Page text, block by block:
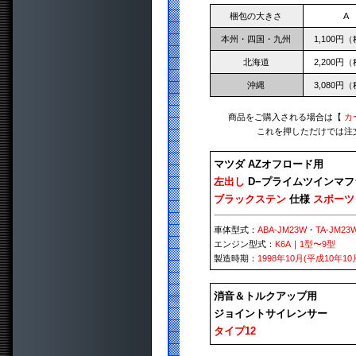
梱包の大きさ A
本州・四国・九州 1,100円（
北海道 2,200円（
沖縄 3,080円（
商品をご購入される場合は【 カ
これを押しただけでは
マツダ AZオフロード用
左出し D−プライムツインマ
ブラックステン 仕様 スポーツ
車体型式：ABA-JM23W・TA-
エンジン型式：K6A ｜ 1型〜9型
製造時期： 1998年10月(平成10年10
消音＆トルクアップ用
ジョイントサイレンサー
タイプ12